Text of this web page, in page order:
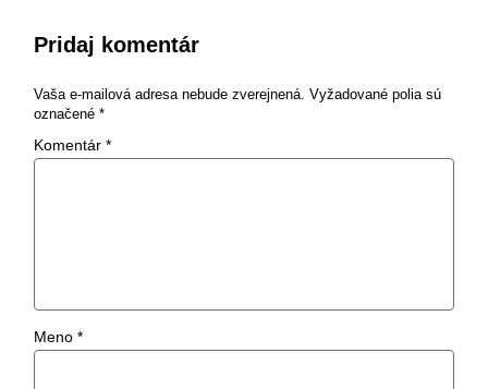
Pridaj komentár
Vaša e-mailová adresa nebude zverejnená. Vyžadované polia sú
označené *
Komentár *
Meno *